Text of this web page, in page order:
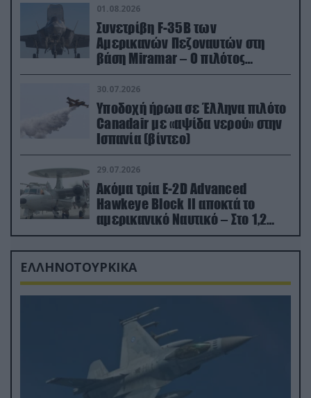
01.08.2026
Συνετρίβη F-35B των
Αμερικανών Πεζοναυτών στη
βάση Miramar – Ο πιλότος
εκτινάχθηκε εγκαίρως
30.07.2026
Υποδοχή ήρωα σε Έλληνα πιλότο
Canadair με «αψίδα νερού» στην
Ισπανία (βίντεο)
29.07.2026
Ακόμα τρία E-2D Advanced
Hawkeye Block II αποκτά το
αμερικανικό Ναυτικό – Στο 1,2
δισ.δολάρια το κόστος
ΕΛΛΗΝΟΤΟΥΡΚΙΚΑ